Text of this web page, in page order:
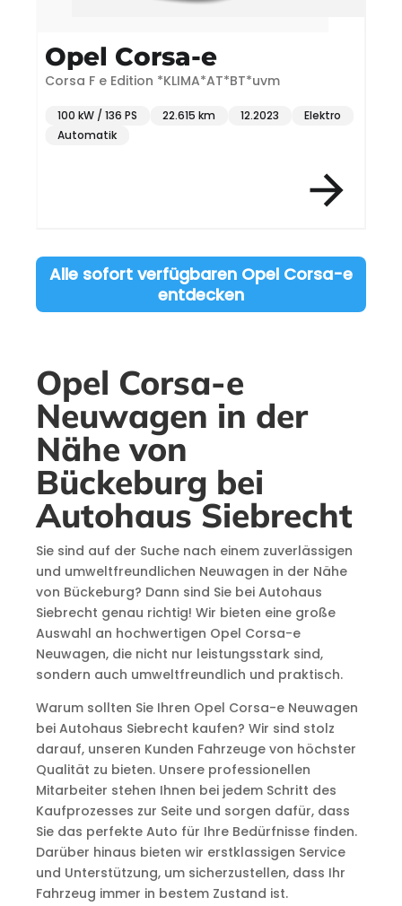
Opel Corsa-e
Corsa F e Edition *KLIMA*AT*BT*uvm
100 kW / 136 PS 22.615 km 12.2023
Elektro
Automatik
Alle sofort verfügbaren Opel Corsa-e
entdecken
Opel Corsa-e
Neuwagen in der
Nähe von
Bückeburg bei
Autohaus Siebrecht
Sie sind auf der Suche nach einem zuverlässigen
und umweltfreundlichen Neuwagen in der Nähe
von Bückeburg? Dann sind Sie bei Autohaus
Siebrecht genau richtig! Wir bieten eine große
Auswahl an hochwertigen Opel Corsa-e
Neuwagen, die nicht nur leistungsstark sind,
sondern auch umweltfreundlich und praktisch.
Warum sollten Sie Ihren Opel Corsa-e Neuwagen
bei Autohaus Siebrecht kaufen? Wir sind stolz
darauf, unseren Kunden Fahrzeuge von höchster
Qualität zu bieten. Unsere professionellen
Mitarbeiter stehen Ihnen bei jedem Schritt des
Kaufprozesses zur Seite und sorgen dafür, dass
Sie das perfekte Auto für Ihre Bedürfnisse finden.
Darüber hinaus bieten wir erstklassigen Service
und Unterstützung, um sicherzustellen, dass Ihr
Fahrzeug immer in bestem Zustand ist.